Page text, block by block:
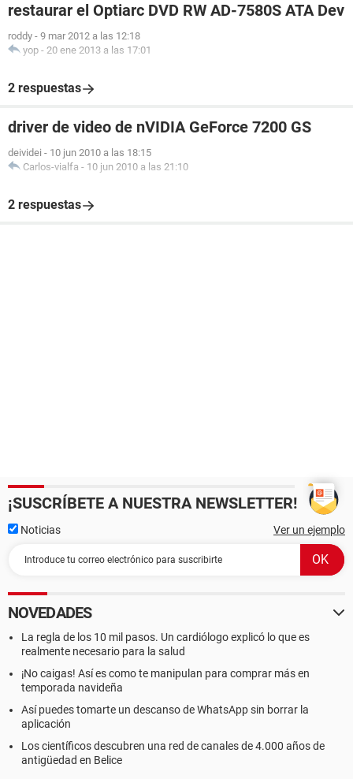
restaurar el Optiarc DVD RW AD-7580S ATA Dev
roddy - 9 mar 2012 a las 12:18
yop - 20 ene 2013 a las 17:01
2 respuestas
driver de video de nVIDIA GeForce 7200 GS
deividei - 10 jun 2010 a las 18:15
Carlos-vialfa - 10 jun 2010 a las 21:10
2 respuestas
¡SUSCRÍBETE A NUESTRA NEWSLETTER!
Noticias Ver un ejemplo
NOVEDADES
La regla de los 10 mil pasos. Un cardiólogo explicó lo que es
realmente necesario para la salud
¡No caigas! Así es como te manipulan para comprar más en
temporada navideña
Así puedes tomarte un descanso de WhatsApp sin borrar la
aplicación
Los científicos descubren una red de canales de 4.000 años de
antigüedad en Belice